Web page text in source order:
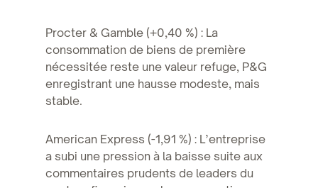
Procter & Gamble (+0,40 %) : La
consommation de biens de première
nécessitée reste une valeur refuge, P&G
enregistrant une hausse modeste, mais
stable.
American Express (-1,91 %) : L’entreprise
a subi une pression à la baisse suite aux
commentaires prudents de leaders du